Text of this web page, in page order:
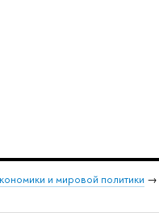
и мировой политики →